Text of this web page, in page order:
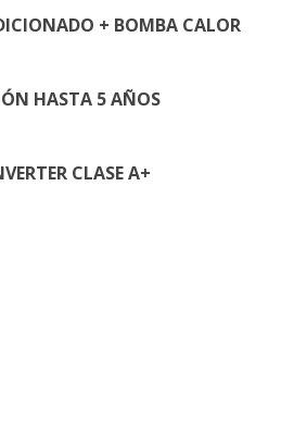
+ BOMBA CALOR
HASTA 5 AÑOS
CLASE A+